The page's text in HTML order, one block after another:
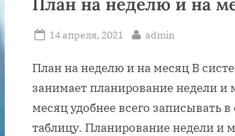
Posted
14 апреля, 2021 By
admin
План на неделю и на месяц В
занимает планирование недели
месяц удобнее всего записывать
таблицу. Планирование недели и